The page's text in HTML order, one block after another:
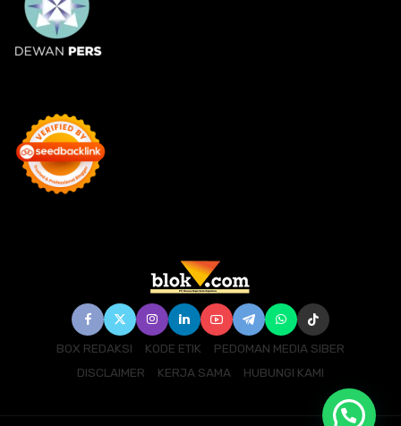
BOX REDAKSI KODE ETIK
PEDOMAN MEDIA SIBER
DISCLAIMER
KERJA SAMA HUBUNGI KAMI